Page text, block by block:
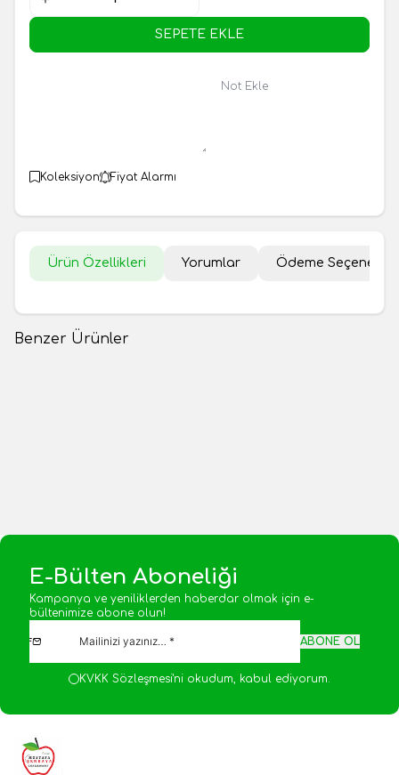
SEPETE EKLE
Not Ekle
Koleksiyon Fiyat Alarmı
Ürün Özellikleri Yorumlar Ödeme
Benzer Ürünler
E-Bülten Aboneliği
Kampanya ve yeniliklerden haberdar olmak için e-
bültenimize abone olun!
ABONE OL
KVKK Sözleşmesi'niokudum, kabul ediyorum.